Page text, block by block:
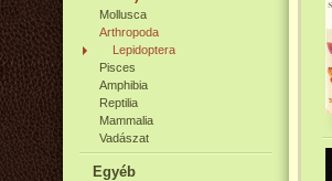
Mollusca
Arthropoda
Lepidoptera
Pisces
Amphibia
Reptilia
Mammalia
Vadászat
Egyéb